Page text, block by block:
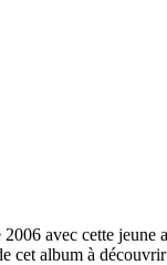
avec cette jeune
cet album à